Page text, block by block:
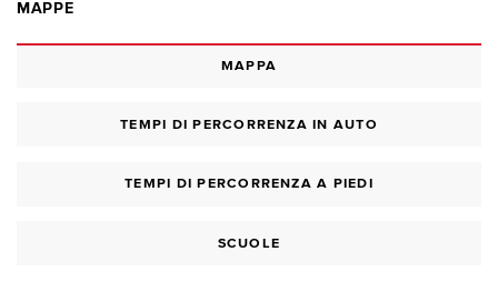
MAPPE
MAPPA
TEMPI DI PERCORRENZA IN AUTO
TEMPI DI PERCORRENZA A PIEDI
SCUOLE